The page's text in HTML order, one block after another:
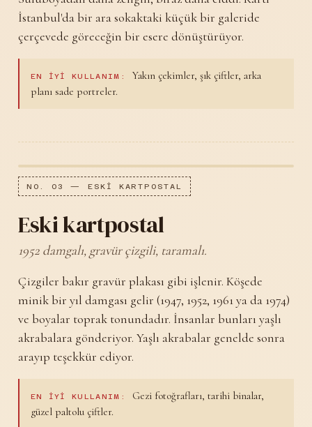
İstanbul'da bir ara sokaktaki küçük bir galeride
çerçevede göreceğin bir esere dönüştürüyor.
EN IYI KULLANIM:
Yakın çekimler, şık çiftler, arka
planı sade portreler.
NO. 03 — ESKI KARTPOSTAL
Eski kartpostal
1952 damgalı, gravür çizgili, taramalı.
Çizgiler bakır gravür plakası gibi işlenir. Köşede
minik bir yıl damgası gelir (1947, 1952, 1961 ya da 1974)
ve boyalar toprak tonundadır. İnsanlar bunları yaşlı
akrabalara gönderiyor. Yaşlı akrabalar genelde sonra
arayıp teşekkür ediyor.
EN IYI KULLANIM:
Gezi fotoğrafları, tarihi binalar,
güzel paltolu çiftler.